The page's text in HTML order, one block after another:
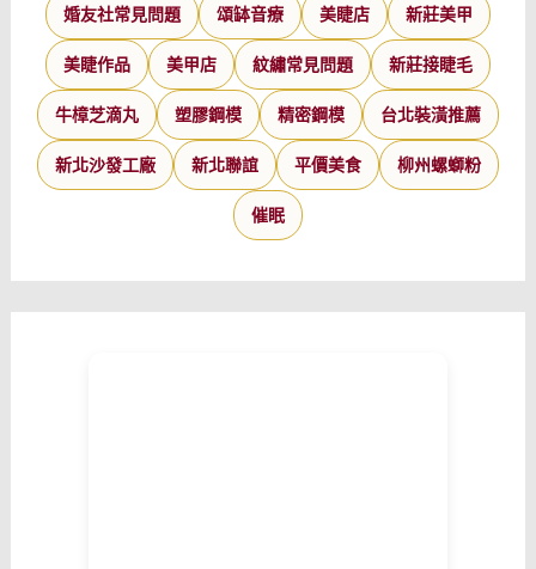
婚友社常見問題 頌缽音療 美睫店 新莊美甲
美睫作品 美甲店 紋繡常見問題 新莊接睫毛
牛樟芝滴丸 塑膠鋼模 精密鋼模 台北裝潢推薦
新北沙發工廠 新北聯誼 平價美食 柳州螺螄粉
催眠